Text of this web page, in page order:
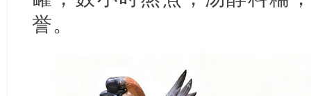
誉。